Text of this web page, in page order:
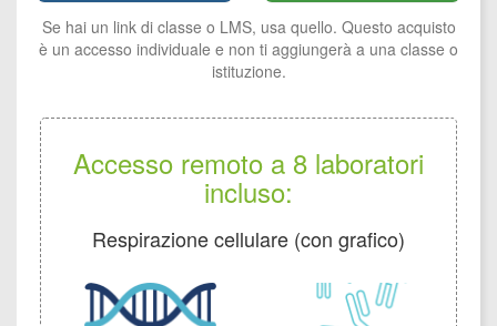
Se hai un link di classe o LMS, usa quello. Questo acquisto
è un accesso individuale e non ti aggiungerà a una classe o
istituzione.
Accesso remoto a 8 laboratori
incluso:
Respirazione cellulare (con grafico)